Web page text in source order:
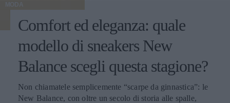
MODA
Comfort ed eleganza: quale
modello di sneakers New
Balance scegli questa stagione?
Non chiamatele semplicemente “scarpe da ginnastica”: le
New Balance, con oltre un secolo di storia alle spalle,